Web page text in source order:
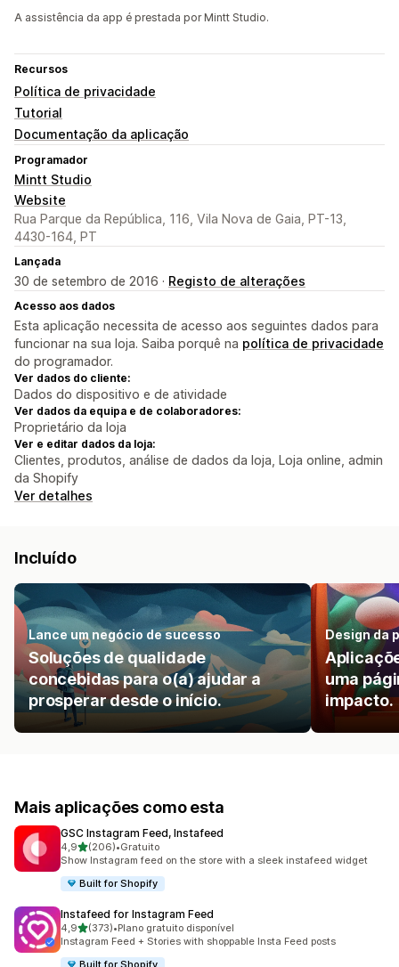
A assistência da app é prestada por Mintt Studio.
Recursos
Política de privacidade
Tutorial
Documentação da aplicação
Programador
Mintt Studio
Website
Rua Parque da República, 116, Vila Nova de Gaia, PT-13,
4430-164, PT
Lançada
30 de setembro de 2016 · Registo de alterações
Acesso aos dados
Esta aplicação necessita de acesso aos seguintes dados para
funcionar na sua loja. Saiba porquê na política de privacidade
do programador.
Ver dados do cliente:
Dados do dispositivo e de atividade
Ver dados da equipa e de colaboradores:
Proprietário da loja
Ver e editar dados da loja:
Clientes, produtos, análise de dados da loja, Loja online, admin
da Shopify
Ver detalhes
Incluído
Lance um negócio de sucesso
Soluções de qualidade
concebidas para o(a) ajudar a
prosperar desde o início.
Design da
uma
impacto.
Mais aplicações como esta
GSC Instagram Feed, Instafeed
4,9de 5 estrelas
(206)
206 total de avaliações
•Gratuito
Show Instagram feed on the store with a sleek instafeed widget
Built for Shopify
Instafeed for Instagram Feed
4,9de 5 estrelas
(373)
373 total de avaliações
•Plano gratuito disponível
Instagram Feed + Stories with shoppable Insta Feed posts
Built for Shopify